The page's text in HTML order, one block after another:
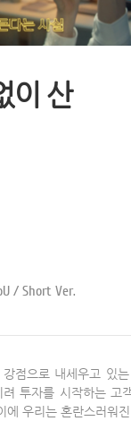
이 산
/ Short Ver.
강점으로 내세우고 있
려 투자를 시작하는 고
에 우리는 혼란스러워